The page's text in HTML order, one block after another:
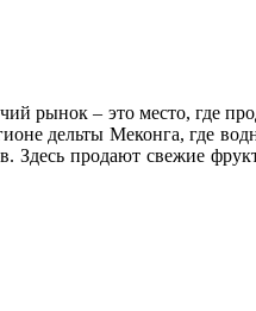
рынок – это место, где
дельты Меконга, где
Здесь продают свежие